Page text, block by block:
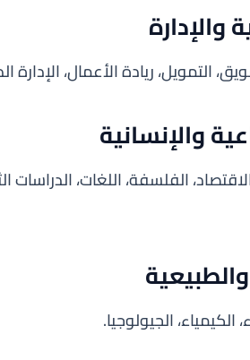
والإدارة
التمويل، ريادة الأعمال، الإدارة
والإنسانية
الفلسفة، اللغات، الدراسات
الكيمياء، الجيولوجيا.